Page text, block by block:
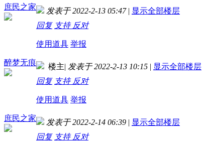
庶民之家 发表于 2022-2-13 05:47 | 显示全部楼层
回复 支持 反对
使用道具 举报
醉梦无痕 楼主| 发表于 2022-2-13 10:15 | 显示全部楼层
回复 支持 反对
使用道具 举报
庶民之家 发表于 2022-2-14 06:39 | 显示全部楼层
回复 支持 反对